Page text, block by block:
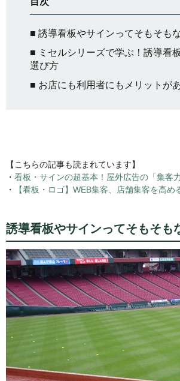
■ 誘導看板やサインってそもそも
■ ミセルシリーズで学ぶ！誘導看
選び方
■ お店にも利用者にもメリットが
【こちらの記事も読まれています】
・ 看板・サインの超基本！屋外広告の「集客
・
【看板・ロゴ】WEB集客、店舗集客を高め
誘導看板やサインってそもそも